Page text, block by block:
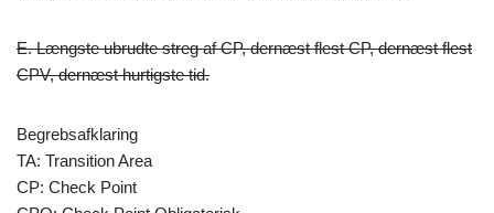
E. Længste ubrudte streg af CP, dernæst flest CP, dernæst flest
CPV, dernæst hurtigste tid.
Begrebsafklaring
TA: Transition Area
CP: Check Point